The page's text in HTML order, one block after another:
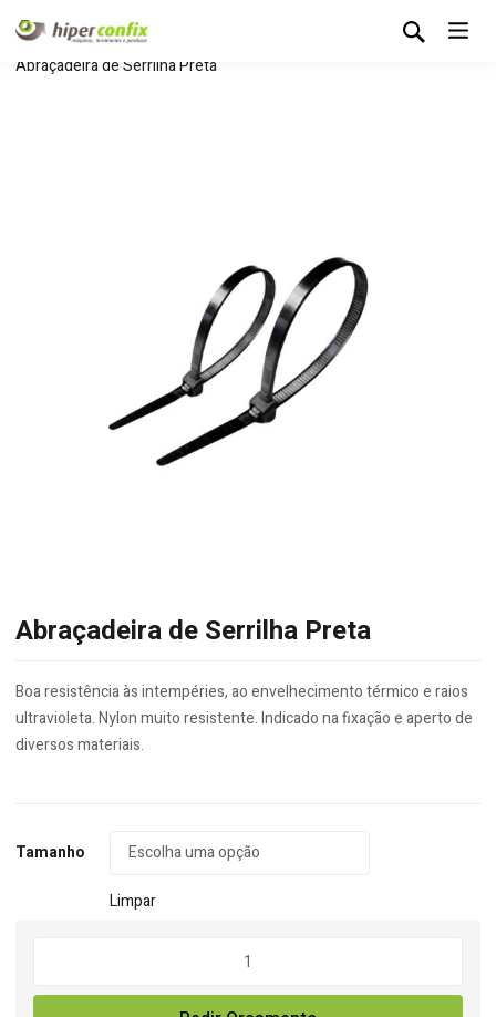
Início Loja Hipertintas
Abraçadeiras
Abraçadeira de Serrilha Preta
Abraçadeira de Serrilha Preta
Boa resistência às intempéries, ao envelhecimento térmico e raios
ultravioleta. Nylon muito resistente. Indicado na fixação e aperto de
diversos materiais.
Tamanho
Limpar
Abraçadeira